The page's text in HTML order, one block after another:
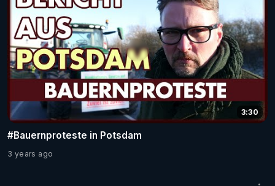
3:30
#Bauernproteste in Potsdam
3 years ago